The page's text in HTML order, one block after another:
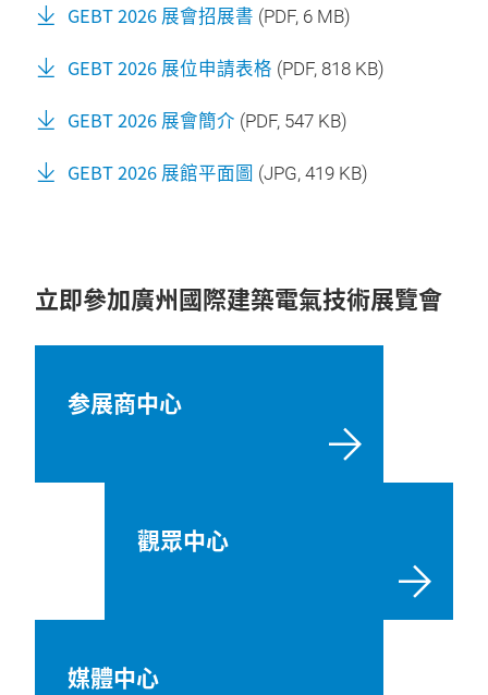
GEBT 2026 展會招展書 (PDF, 6 MB)
GEBT 2026 展位申請表格 (PDF, 818 KB)
GEBT 2026 展會簡介 (PDF, 547 KB)
GEBT 2026 展館平面圖 (JPG, 419 KB)
立即參加廣州國際建築電氣技術展覽會
参展商中心
觀眾中心
媒體中心